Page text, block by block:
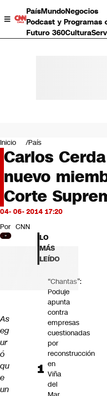
PaísMundoNegocios
Podcast y Programas
Futuro 360Cultura
Negocios
Deportes
Programas completos
Cultura
Servicios
Bits
CNN tiempo
Futuro 360
Opinión
Inicio País
Carlos
nuevo
Corte
04- 06- 2014 17:20
Por CNN
As
eg
ur
ó
qu
e
un
LO
MÁS
LEÍDO
“Chantas”:
Poduje
apunta
contra
empresas
cuestionadas
por
reconstrucción
en
Viña
del